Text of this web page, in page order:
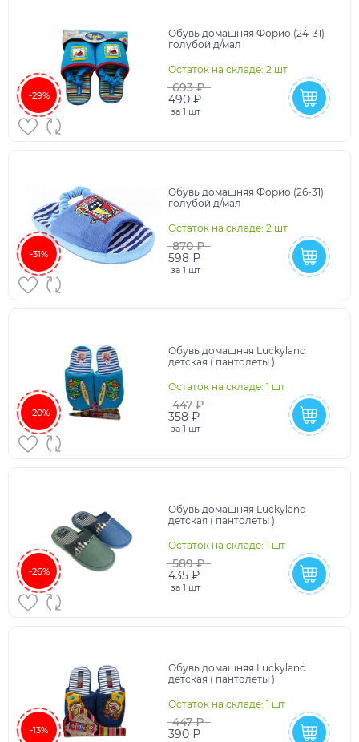
-29%
Обувь домашняя Форио (24-31)
голубой д/мал
Остаток на складе: 2 шт
693 ₽
490 ₽
за 1 шт
-31%
Обувь домашняя Форио (26-31)
голубой д/мал
Остаток на складе: 2 шт
870 ₽
598 ₽
за 1 шт
-20%
Обувь домашняя Luckyland
детская ( пантолеты )
Остаток на складе: 1 шт
447 ₽
358 ₽
за 1 шт
-26%
Обувь домашняя Luckyland
детская ( пантолеты )
Остаток на складе: 1 шт
589 ₽
435 ₽
за 1 шт
-13%
Обувь домашняя Luckyland
детская ( пантолеты )
Остаток на складе: 1 шт
447 ₽
390 ₽